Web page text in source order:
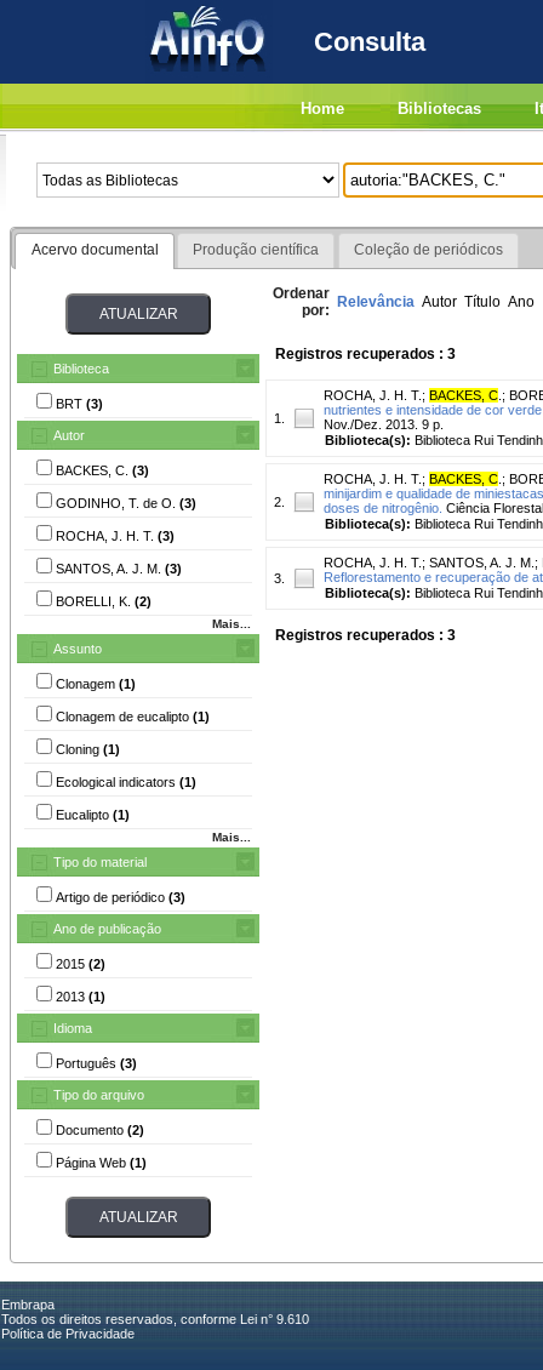
Consulta
Home Bibliotecas
Acervo documental Produção científica Coleção de periódicos
Biblioteca
BRT (3)
Autor
BACKES, C. (3)
GODINHO, T. de O. (3)
ROCHA, J. H. T. (3)
SANTOS, A. J. M. (3)
BORELLI, K. (2)
Mais...
Assunto
Clonagem (1)
Clonagem de eucalipto (1)
Cloning (1)
Ecological indicators (1)
Eucalipto (1)
Mais...
Tipo do material
Artigo de periódico (3)
Ano de publicação
2015 (2)
2013 (1)
Idioma
Português (3)
Tipo do arquivo
Documento (2)
Página Web (1)
Ordenar
por: Relevância Autor Título Ano
Registros recuperados : 3
1.
ROCHA, J. H. T. ; BACKES, C ;
nutrientes e intensidade de cor
Nov./Dez. 2013. 9 p.
Biblioteca(s): Biblioteca Rui
2.
ROCHA, J. H. T. ; BACKES, C ;
minijardim e qualidade de
doses de nitrogênio. Ciência
Biblioteca(s): Biblioteca Rui
3.
ROCHA, J. H. T. ; SANTOS, A. J. M. ;
Reflorestamento e recuperação de
Biblioteca(s): Biblioteca Rui
Registros recuperados : 3
Embrapa
Todos os direitos reservados, conforme Lei n° 9.610
Política de Privacidade